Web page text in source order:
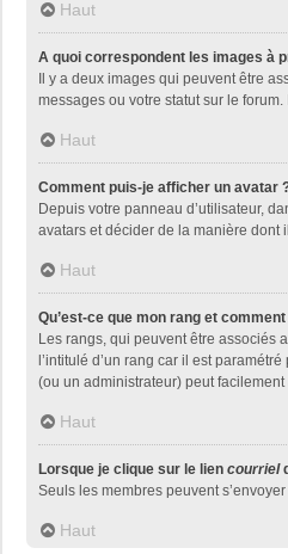
Haut
A quoi correspondent les images à
Il y a deux images qui peuvent être
messages ou votre statut sur le
Haut
Comment puis-je afficher un avatar
Depuis votre panneau d’utilisateur,
avatars et décider de la manière dont
Haut
Qu’est-ce que mon rang et
Les rangs, qui peuvent être associés
l’intitulé d’un rang car il est
(ou un administrateur) peut
Haut
Lorsque je clique sur le lien courriel
Seuls les membres peuvent
Haut